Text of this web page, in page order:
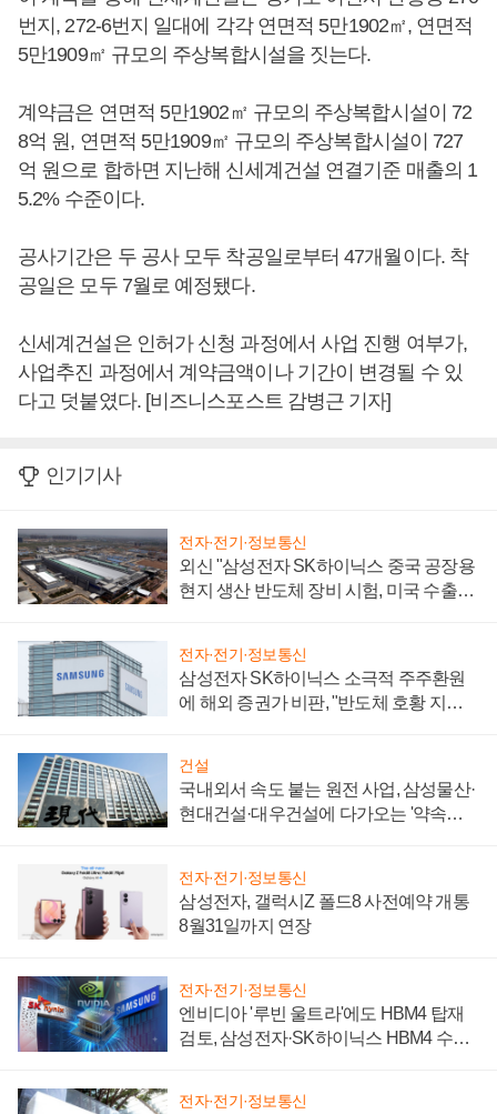
번지, 272-6번지 일대에 각각 연면적 5만1902㎡, 연면적
5만1909㎡ 규모의 주상복합시설을 짓는다.
계약금은 연면적 5만1902㎡ 규모의 주상복합시설이 72
8억 원, 연면적 5만1909㎡ 규모의 주상복합시설이 727
억 원으로 합하면 지난해 신세계건설 연결기준 매출의 1
5.2% 수준이다.
공사기간은 두 공사 모두 착공일로부터 47개월이다. 착
공일은 모두 7월로 예정됐다.
신세계건설은 인허가 신청 과정에서 사업 진행 여부가,
사업추진 과정에서 계약금액이나 기간이 변경될 수 있
다고 덧붙였다. [비즈니스포스트 감병근 기자]
인기기사
전자·전기·정보통신
외신 "삼성전자 SK하이닉스 중국 공장용
현지 생산 반도체 장비 시험, 미국 수출통
전자·전기·정보통신
삼성전자 SK하이닉스 소극적 주주환원
에 해외 증권가 비판, "반도체 호황 지속
건설
국내외서 속도 붙는 원전 사업, 삼성물산·
현대건설·대우건설에 다가오는 '약속의
전자·전기·정보통신
삼성전자, 갤럭시Z 폴드8 사전예약 개통
8월31일까지 연장
전자·전기·정보통신
엔비디아 '루빈 울트라'에도 HBM4 탑재
검토, 삼성전자·SK하이닉스 HBM4 수율
전자·전기·정보통신